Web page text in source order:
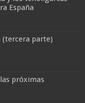
España
(tercera parte)
próximas